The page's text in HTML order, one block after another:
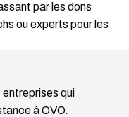
par les dons
ou experts pour les
entreprises qui
à OVO.